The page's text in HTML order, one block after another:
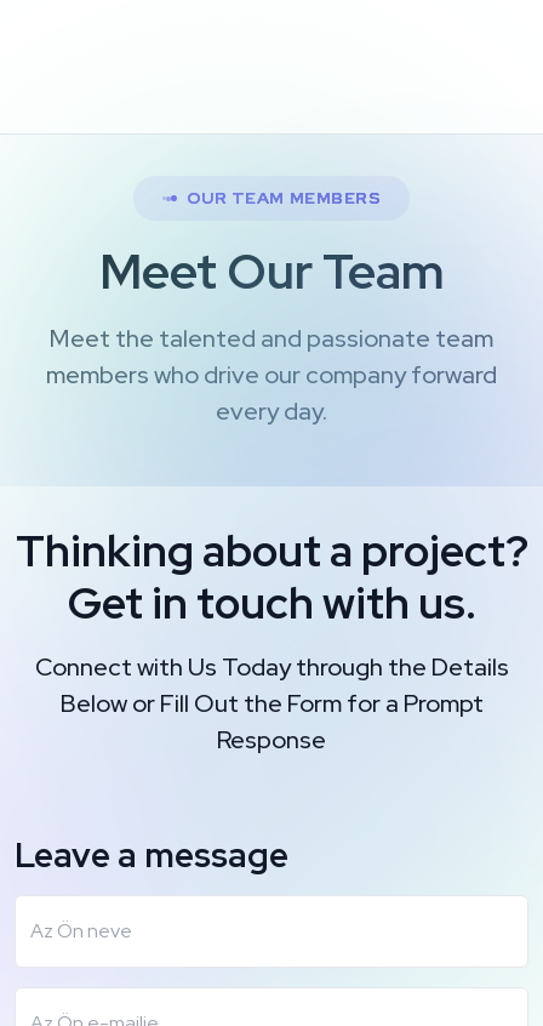
OUR TEAM MEMBERS
Meet Our Team
Meet the talented and passionate team
members who drive our company forward
every day.
Thinking about a project?
Get in touch with us.
Connect with Us Today through the Details
Below or Fill Out the Form for a Prompt
Response
Leave a message